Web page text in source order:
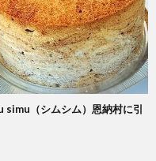
simu（シムシム）恩納村に引